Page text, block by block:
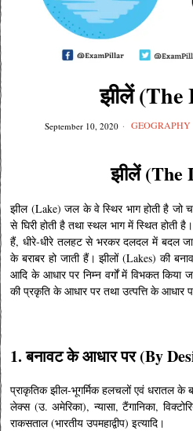
झीलें (The
September 10, 2020 GEOGRAPHY
झीलें (The
झील (Lake) जल के वे स्थिर भाग होती है जो
से घिरी होती है तथा स्थल भाग में स्थित होती
हैं, धीरे-धीरे तलहट से भरकर दलदल में बदल
के बराबर हो जाती हैं। झीलों (Lakes) की
आदि के आधार पर निम्न वर्गों में विभकत
की प्रकृति के आधार पर तथा उत्पत्ति के आधार
1. बनावट के आधार पर (By
प्राकृतिक झील-भूगर्मिक हलचलों एवं धरातल
लेक्स (उ. अमेरिका), न्यासा, टैंगानिका,
राकसताल (भारतीय उपमहाद्वीप) इत्यादि।